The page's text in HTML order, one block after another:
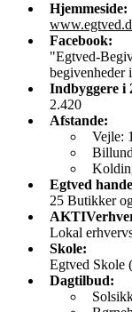
Hjemmeside:
Facebook:
"Egtved-
begivenheder
Indbyggere i
2.420
Afstande:
Vejle:
Egtved
25 Butikker
Lokal
Skole:
Egtved Skole
Dagtilbud: